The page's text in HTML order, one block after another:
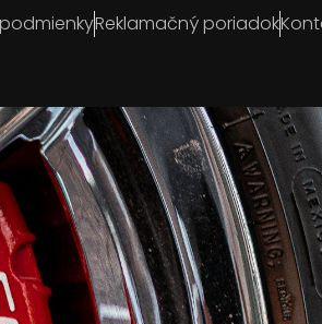
Reklamačný poriadok